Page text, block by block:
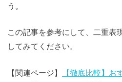
う。
この記事を参考にして、二重表
してみてください。
【関連ページ】
【徹底比較】お